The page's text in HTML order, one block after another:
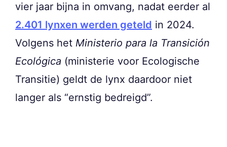
vier jaar bijna in omvang, nadat eerder al
2.401 lynxen werden geteld in 2024.
Volgens het Ministerio para la Transición
Ecológica (ministerie voor Ecologische
Transitie) geldt de lynx daardoor niet
langer als “ernstig bedreigd”.